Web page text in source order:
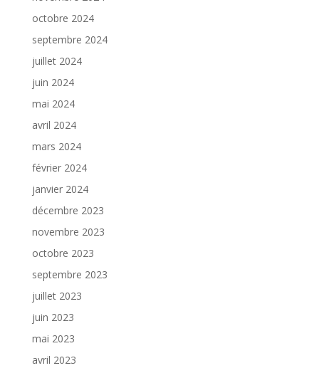
octobre 2024
septembre 2024
juillet 2024
juin 2024
mai 2024
avril 2024
mars 2024
février 2024
janvier 2024
décembre 2023
novembre 2023
octobre 2023
septembre 2023
juillet 2023
juin 2023
mai 2023
avril 2023